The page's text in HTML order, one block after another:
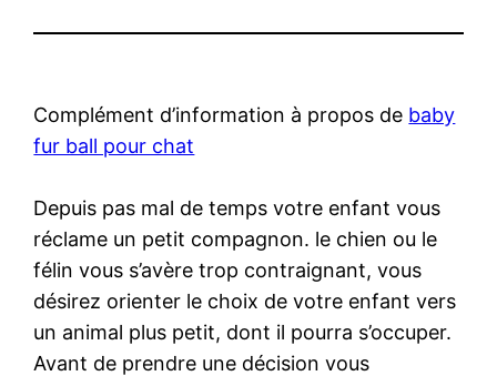
Complément d’information à propos de baby
fur ball pour chat
Depuis pas mal de temps votre enfant vous
réclame un petit compagnon. le chien ou le
félin vous s’avère trop contraignant, vous
désirez orienter le choix de votre enfant vers
un animal plus petit, dont il pourra s’occuper.
Avant de prendre une décision vous